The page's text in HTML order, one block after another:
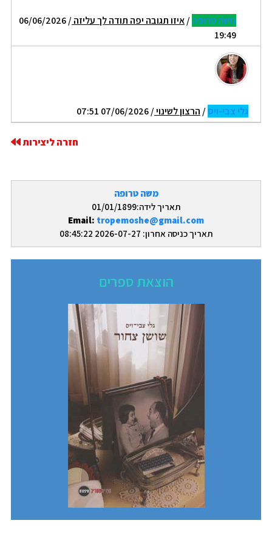
משה טרופה
תאריך לידה:01/01/1899
Email: tropemoshe@gmail.com
תאריך כניסה אחרון: 2026-07-27 08:45:22
הוצאת ספרים
משה טרופה/איזו תגובה יפה תודה לך עליזה
/ 06/06/2026
19:49
גלי צבי-ויס/ הרצון לשינוי/ 07/06/2026 07:51
חזרה ליצירות